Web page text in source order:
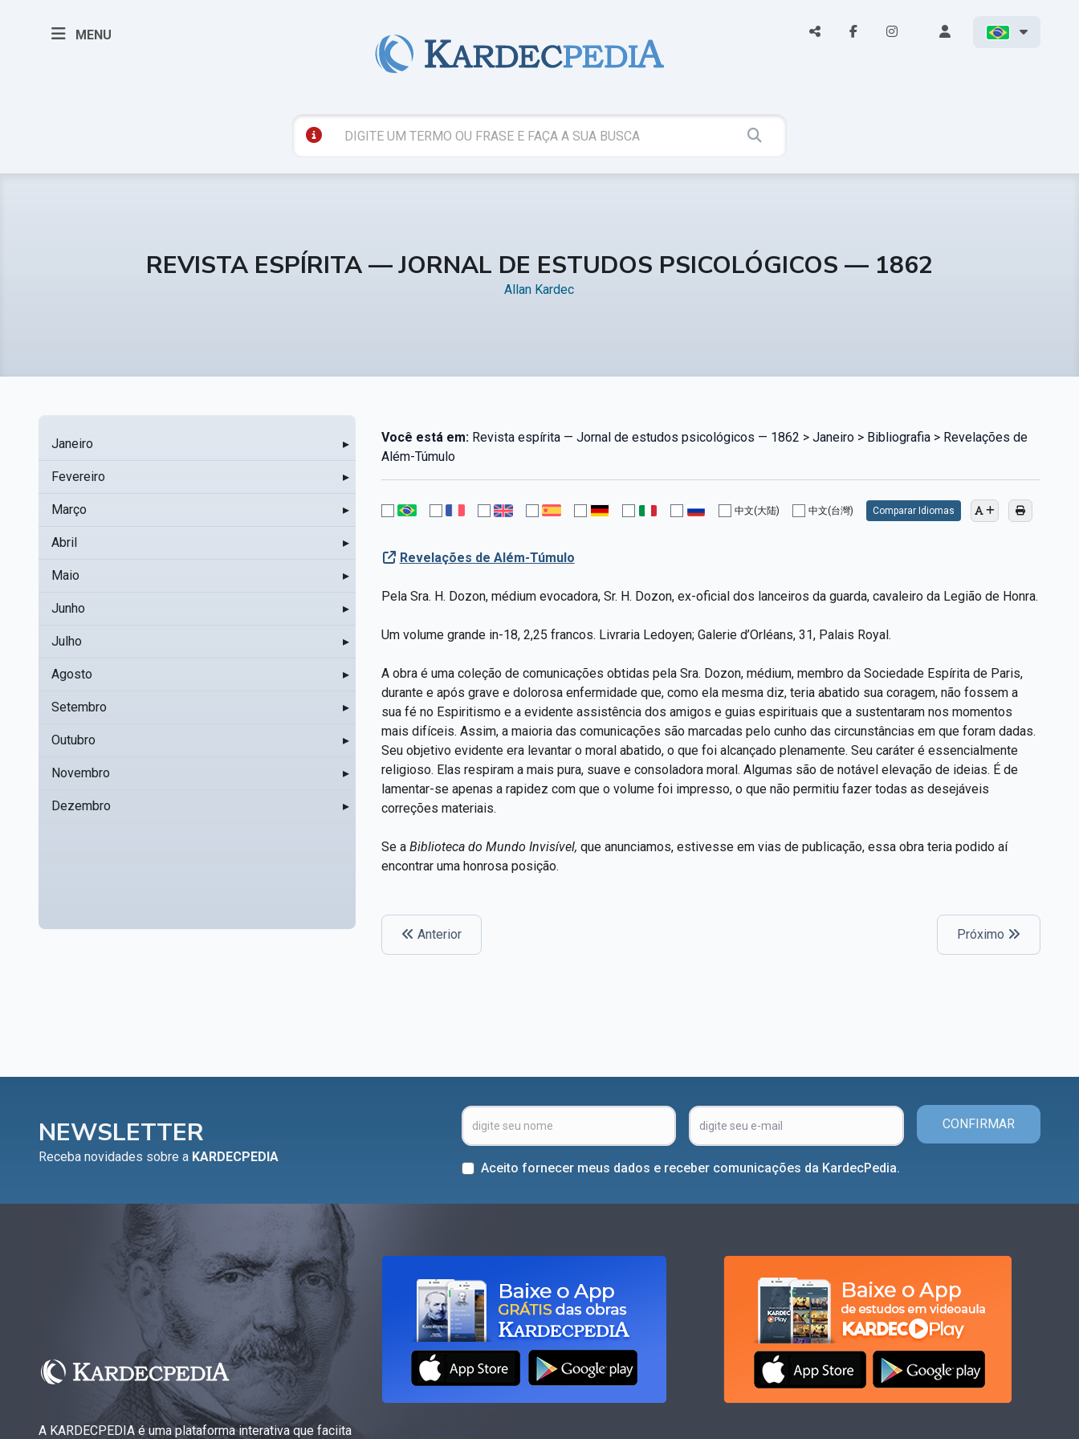
MENU
REVISTA ESPÍRITA — JORNAL DE ESTUDOS PSICOLÓGICOS — 1862
Allan Kardec
Janeiro ▸
Fevereiro ▸
Março ▸
Abril ▸
Maio ▸
Junho ▸
Julho ▸
Agosto ▸
Setembro ▸
Outubro ▸
Novembro ▸
Dezembro ▸
Você está em:Revista espírita — Jornal de estudos psicológicos — 1862 > Janeiro > Bibliografia > Revelações de
Além-Túmulo
中文(大陆) 中文(台灣) Comparar Idiomas
Revelações de Além-Túmulo
Pela Sra. H. Dozon, médium evocadora, Sr. H. Dozon, ex-oficial dos lanceiros da guarda, cavaleiro da Legião de Honra.
Um volume grande in-18, 2,25 francos. Livraria Ledoyen; Galerie d’Orléans, 31, Palais Royal.
A obra é uma coleção de comunicações obtidas pela Sra. Dozon, médium, membro da Sociedade Espírita de Paris,
durante e após grave e dolorosa enfermidade que, como ela mesma diz, teria abatido sua coragem, não fossem a
sua fé no Espiritismo e a evidente assistência dos amigos e guias espirituais que a sustentaram nos momentos
mais difíceis. Assim, a maioria das comunicações são marcadas pelo cunho das circunstâncias em que foram dadas.
Seu objetivo evidente era levantar o moral abatido, o que foi alcançado plenamente. Seu caráter é essencialmente
religioso. Elas respiram a mais pura, suave e consoladora moral. Algumas são de notável elevação de ideias. É de
lamentar-se apenas a rapidez com que o volume foi impresso, o que não permitiu fazer todas as desejáveis
correções materiais.
Se a Biblioteca do Mundo Invisível, que anunciamos, estivesse em vias de publicação, essa obra teria podido aí
encontrar uma honrosa posição.
Anterior Próximo
NEWSLETTER
Receba novidades sobre a KARDECPEDIA
CONFIRMAR
Aceito fornecer meus dados e receber comunicações da KardecPedia.
A KARDECPEDIA é uma plataforma interativa que faciita